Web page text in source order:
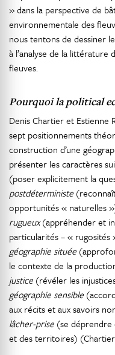
» dans la perspective de
environnementale des
nous tentons de dessiner
à l’analyse de la littérature
fleuves.
Pourquoi lapolitical
Denis Chartier et Estienne
sept positionnements
construction d’une
présenter les caractères
(poser explicitement la
postdéterministe
opportunités « naturelles
rugueux(appréhender et
particularités – « rugosités
géographie située
le contexte de la
justice (révéler les
géographie sensible
aux récits et aux savoirs
lâcher-prise (se déprendre
et des territoires) (Chartier